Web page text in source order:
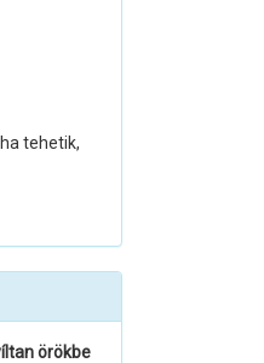
tehetik,
örökbe